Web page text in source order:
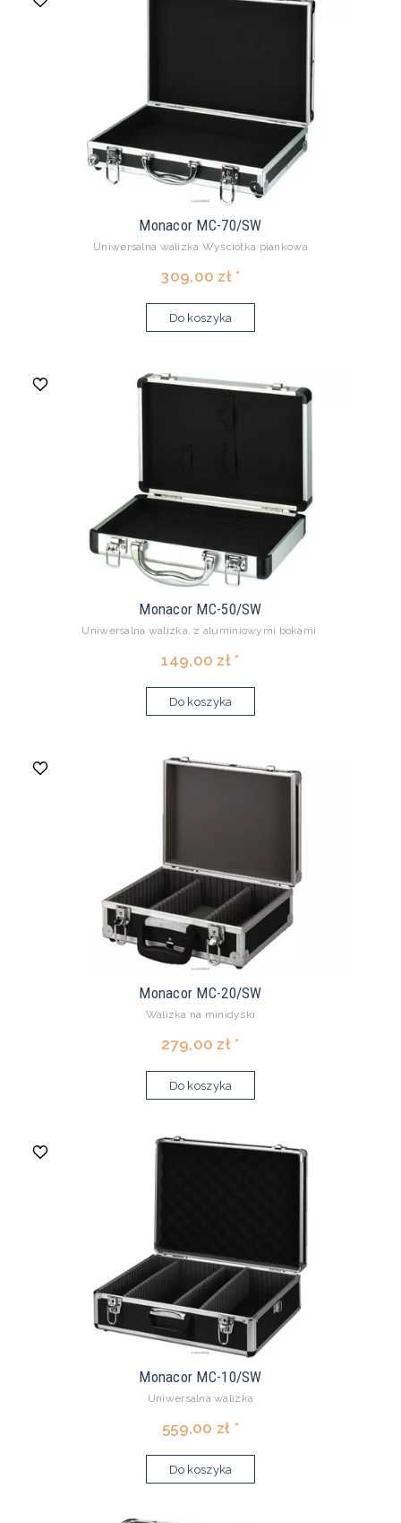
Monacor MC-70/SW
Uniwersalna walizka Wyściółka piankowa
309,00 zł *
Do koszyka
Monacor MC-50/SW
Uniwersalna walizka, z aluminiowymi bokami.
149,00 zł *
Do koszyka
Monacor MC-20/SW
Walizka na minidyski
279,00 zł *
Do koszyka
Monacor MC-10/SW
Uniwersalna walizka
559,00 zł *
Do koszyka